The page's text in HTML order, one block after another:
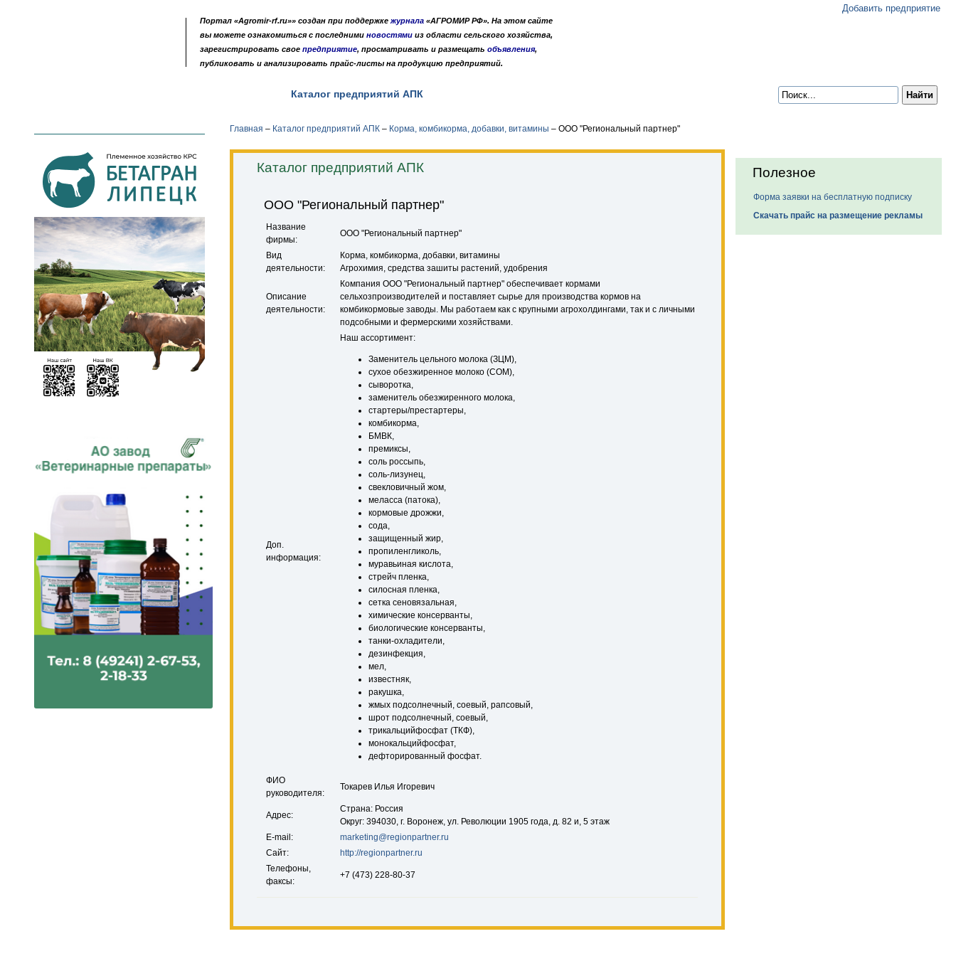
Добавить предприятие
Портал «Agromir-rf.ru»» создан при поддержке журнала «АГРОМИР РФ». На этом сайте
вы можете ознакомиться с последними новостями из области сельского хозяйства,
зарегистрировать свое предприятие, просматривать и размещать объявления,
публиковать и анализировать прайс-листы на продукцию предприятий.
Каталог предприятий АПК
Главная – Каталог предприятий АПК – Корма, комбикорма, добавки, витамины – ООО "Региональный партнер"
Каталог предприятий АПК
ООО "Региональный партнер"
Название
фирмы:
ООО "Региональный партнер"
Вид
деятельности:
Корма, комбикорма, добавки, витамины
Агрохимия, средства зашиты растений, удобрения
Описание
деятельности:
Компания ООО "Региональный партнер" обеспечивает кормами
сельхозпроизводителей и поставляет сырье для производства кормов на
комбикормовые заводы. Мы работаем как с крупными агрохолдингами, так и с личными
подсобными и фермерскими хозяйствами.
Доп.
информация:
Наш ассортимент:
Заменитель цельного молока (ЗЦМ),
сухое обезжиренное молоко (СОМ),
сыворотка,
заменитель обезжиренного молока,
стартеры/престартеры,
комбикорма,
БМВК,
премиксы,
соль россыпь,
соль-лизунец,
свекловичный жом,
меласса (патока),
кормовые дрожжи,
сода,
защищенный жир,
пропиленгликоль,
муравьиная кислота,
стрейч пленка,
силосная пленка,
сетка сеновязальная,
химические консерванты,
биологические консерванты,
танки-охладители,
дезинфекция,
мел,
известняк,
ракушка,
жмых подсолнечный, соевый, рапсовый,
шрот подсолнечный, соевый,
трикальцийфосфат (ТКФ),
монокальцийфосфат,
дефторированный фосфат.
ФИО
руководителя:
Токарев Илья Игоревич
Адрес:
Страна: Россия
Округ: 394030, г. Воронеж, ул. Революции 1905 года, д. 82 и, 5 этаж
E-mail:
marketing@regionpartner.ru
Сайт:
http://regionpartner.ru
Телефоны,
факсы:
+7 (473) 228-80-37
Полезное
Форма заявки на бесплатную подписку
Скачать прайс на размещение рекламы